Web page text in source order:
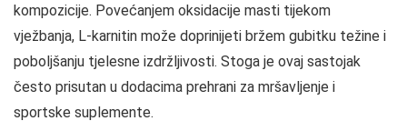
kompozicije. Povećanjem oksidacije masti tijekom
vježbanja, L-karnitin može doprinijeti bržem gubitku težine i
poboljšanju tjelesne izdržljivosti. Stoga je ovaj sastojak
često prisutan u dodacima prehrani za mršavljenje i
sportske suplemente.